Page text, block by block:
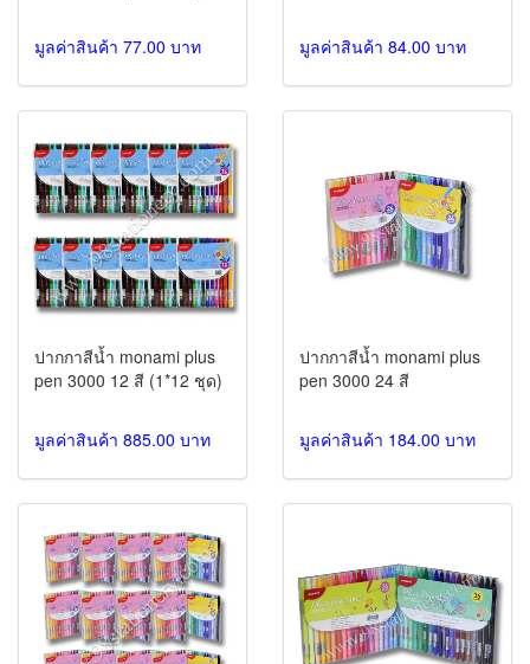
มูลค่าสินค้า 77.00 บาท มูลค่าสินค้า 84.00 บาท
ปากกาสีน้ำ monami plus
pen 3000 12 สี (1*12 ชุด)
มูลค่าสินค้า 885.00 บาท
ปากกาสีน้ำ monami plus
pen 3000 24 สี
มูลค่าสินค้า 184.00 บาท